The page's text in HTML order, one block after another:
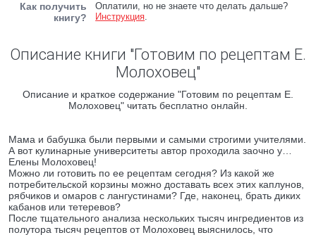
Как получить
книгу?
Оплатили, но не знаете что делать дальше?
Инструкция.
Описание книги "Готовим по рецептам Е.
Молоховец"
Описание и краткое содержание "Готовим по рецептам Е.
Молоховец" читать бесплатно онлайн.
Мама и бабушка были первыми и самыми строгими учителями.
А вот кулинарные университеты автор проходила заочно у…
Елены Молоховец!
Можно ли готовить по ее рецептам сегодня? Из какой же
потребительской корзины можно доставать всех этих каплунов,
рябчиков и омаров с лангустинами? Где, наконец, брать диких
кабанов или тетеревов?
После тщательного анализа нескольких тысяч ингредиентов из
полутора тысяч рецептов от Молоховец выяснилось, что